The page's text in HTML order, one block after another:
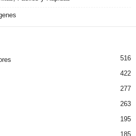
516
422
277
263
195
185